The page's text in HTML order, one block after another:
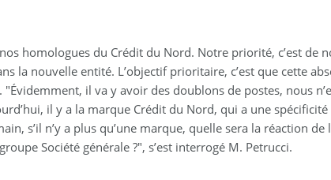
homologues du Crédit du Nord. Notre priorité, c’est de
la nouvelle entité. L’objectif prioritaire, c’est que cette
"Évidemment, il va y avoir des doublons de postes, nous
il y a la marque Crédit du Nord, qui a une
s’il n’y a plus qu’une marque, quelle sera la réaction
Société générale ?", s’est interrogé M. Petrucci.